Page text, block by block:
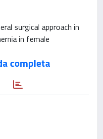
surgical approach in
in female
completa